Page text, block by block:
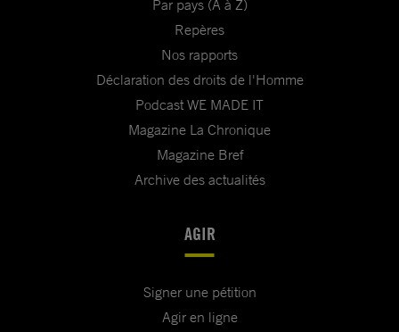
Par pays (A à Z)
Repères
Nos rapports
Déclaration des droits de l'Homme
Podcast WE MADE IT
Magazine La Chronique
Magazine Bref
Archive des actualités
AGIR
Signer une pétition
Agir en ligne